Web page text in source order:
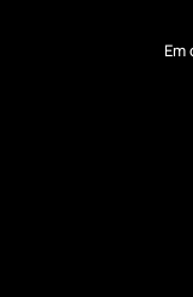
Em